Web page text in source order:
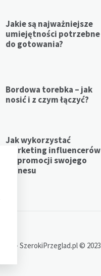
Jakie są najważniejsze
umiejętności potrzebne
do gotowania?
Bordowa torebka – jak
nosić i z czym łączyć?
Jak wykorzystać
marketing influencerów
do promocji swojego
biznesu
- SzerokiPrzeglad.pl © 2023